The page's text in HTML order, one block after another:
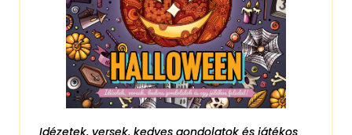
Idézetek, versek, kedves gondolatok és játékos